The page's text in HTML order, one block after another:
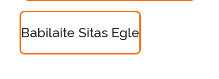
Babilaite Sitas Egle